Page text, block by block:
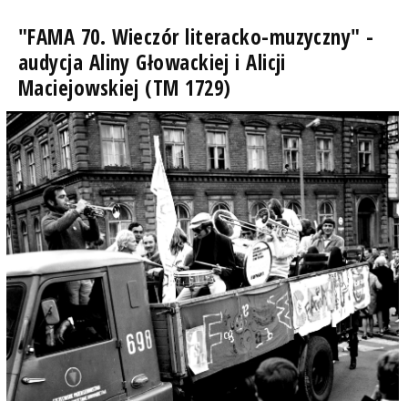
"FAMA 70. Wieczór literacko-muzyczny" -
audycja Aliny Głowackiej i Alicji
Maciejowskiej (TM 1729)